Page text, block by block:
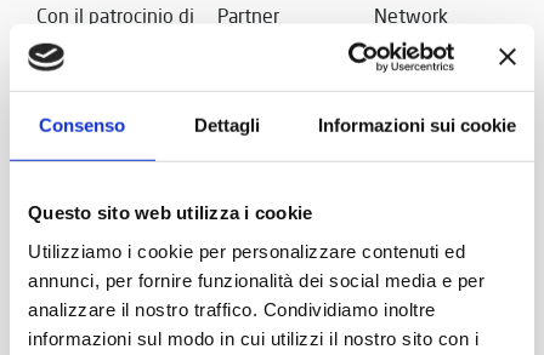
Consenso Dettagli Informazioni sui cookie
Questo sito web utilizza i cookie
Utilizziamo i cookie per personalizzare contenuti ed
annunci, per fornire funzionalità dei social media e per
analizzare il nostro traffico. Condividiamo inoltre
informazioni sul modo in cui utilizzi il nostro sito con i
Con il patrocinio di Partner Network